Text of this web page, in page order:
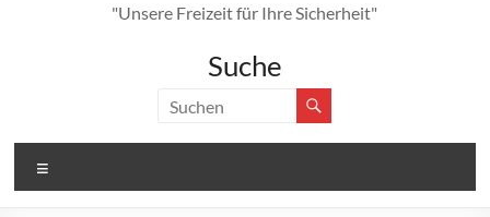
"Unsere Freizeit für Ihre Sicherheit"
Suche